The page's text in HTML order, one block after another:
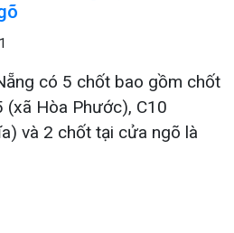
có 5 chốt bao gồm chốt
(xã Hòa Phước), C10
và 2 chốt tại cửa ngõ là